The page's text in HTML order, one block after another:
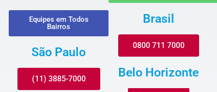
Equipes em Todos
Bairros
São Paulo
(11) 3885-7000
Brasil
0800 711 7000
Belo Horizonte